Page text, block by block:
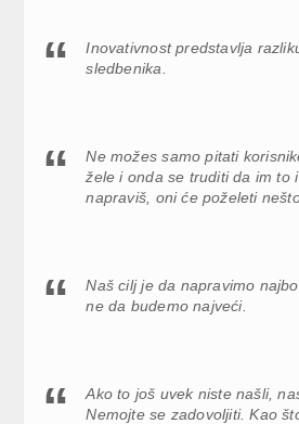
Inovativnost predstavlja
sledbenika.
Ne možes samo pitati
žele i onda se truditi da im to
napraviš, oni će poželeti
Naš cilj je da napravimo
ne da budemo najveći.
Ako to još uvek niste našli,
Nemojte se zadovoljiti. Kao